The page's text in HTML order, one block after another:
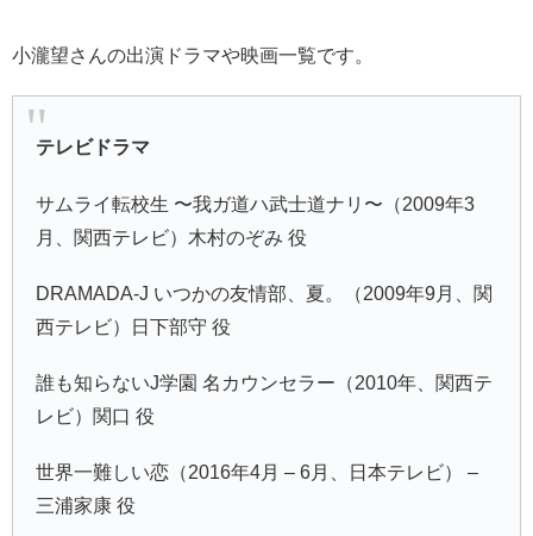
小瀧望さんの出演ドラマや映画一覧です。
テレビドラマ
サムライ転校生 〜我ガ道ハ武士道ナリ〜（2009年3
月、関西テレビ）木村のぞみ 役
DRAMADA-J いつかの友情部、夏。（2009年9月、関
西テレビ）日下部守 役
誰も知らないJ学園 名カウンセラー（2010年、関西テ
レビ）関口 役
世界一難しい恋（2016年4月 – 6月、日本テレビ） –
三浦家康 役